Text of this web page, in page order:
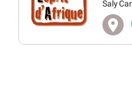
Saly